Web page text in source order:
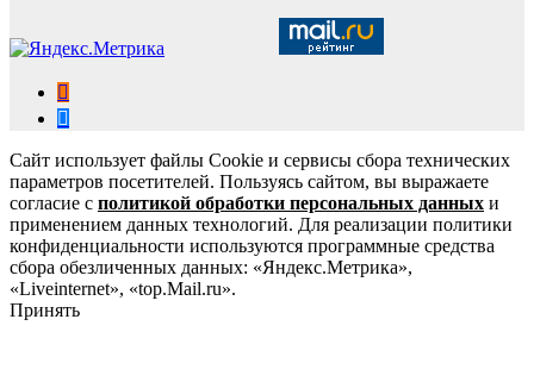
Сайт использует файлы Cookie и сервисы сбора технических
параметров посетителей. Пользуясь сайтом, вы выражаете
согласие с политикой обработки персональных данных и
применением данных технологий. Для реализации политики
конфиденциальности используются программные средства
сбора обезличенных данных: «Яндекс.Метрика»,
«Liveinternet», «top.Mail.ru».
Принять